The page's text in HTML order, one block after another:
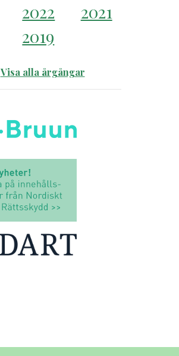
2022
2021
2019
Visa alla årgångar